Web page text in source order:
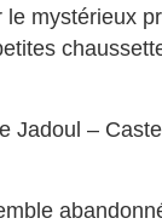
mystérieux
Jadoul –